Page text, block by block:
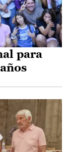
para